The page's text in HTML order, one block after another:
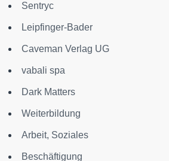
Sentryc
Leipfinger-Bader
Caveman Verlag UG
vabali spa
Dark Matters
Weiterbildung
Arbeit, Soziales
Beschäftigung